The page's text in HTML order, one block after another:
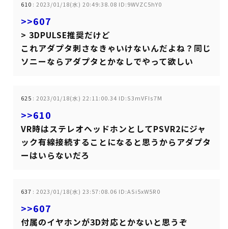
610 : 2023/01/18(水) 20:49:38.08 ID:9WVZC5hY0
>>607
> 3DPULSE推奨だけど
これアダプタ刺さなきゃいけないんだよね？同じ
ソニーならアダプタとかなしでやって欲しい
625 : 2023/01/18(水) 22:11:00.34 ID:S3mVFIs7M
>>610
VR時はステレオヘッドホンとしてPSVR2にジャ
ック有線接続することになると思うからアダプタ
ーはいらないだろ
637 : 2023/01/18(水) 23:57:08.06 ID:ASi5xW5R0
>>607
付属のイヤホンが3D対応とかないと思うぞ